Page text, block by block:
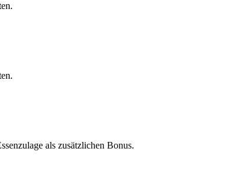
als zusätzlichen Bonus.